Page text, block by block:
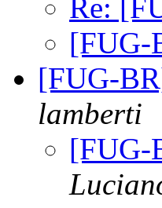
Re:
[FUG-
[FUG-
lamberti
[FUG-